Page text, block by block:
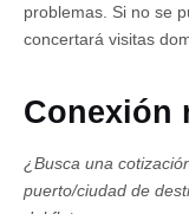
problemas. Si no se
concertará visitas
Conexión
¿Busca una
puerto/ciudad de